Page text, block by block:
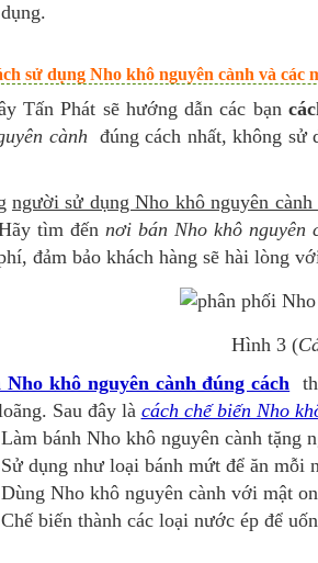
dụng.
sử dụng Nho khô nguyên cành và các
Tấn Phát sẽ hướng dẫn các bạn
cành đúng cách nhất, không
người sử dụng Nho khô nguyên cành
tìm đến nơi bán Nho khô nguyên
đảm bảo khách hàng sẽ hài lòng
Hình 3 (
Nho khô nguyên cành đúng cách
Sau đây là cách chế biến Nho
Làm bánh Nho khô nguyên cành tặng
Sử dụng như loại bánh mứt để ăn mỗi
Dùng Nho khô nguyên cành với mật
Chế biến thành các loại nước ép để